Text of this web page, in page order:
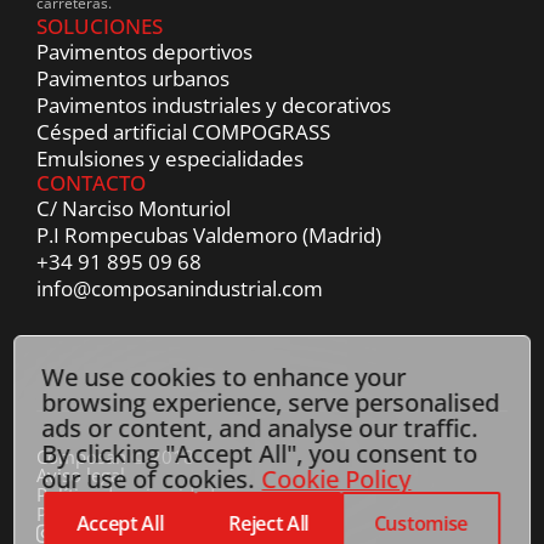
We use cookies to enhance your
browsing experience, serve personalised
ads or content, and analyse our traffic.
By clicking "Accept All", you consent to
our use of cookies. Cookie Policy
Customise
Reject All
Accept All
SOLUCIONES
Pavimentos deportivos
Pavimentos urbanos
Pavimentos industriales y decorativos
Césped artificial COMPOGRASS
Emulsiones y especialidades
CONTACTO
C/ Narciso Monturiol
P.I Rompecubas Valdemoro (Madrid)
+34 91 895 09 68
info@composanindustrial.com
Composan © 2018
Aviso legal
Política de privacidad
Política de cookies